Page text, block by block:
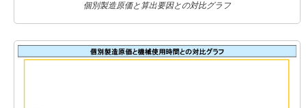
個別製造原価と算出要因との対比グラフ